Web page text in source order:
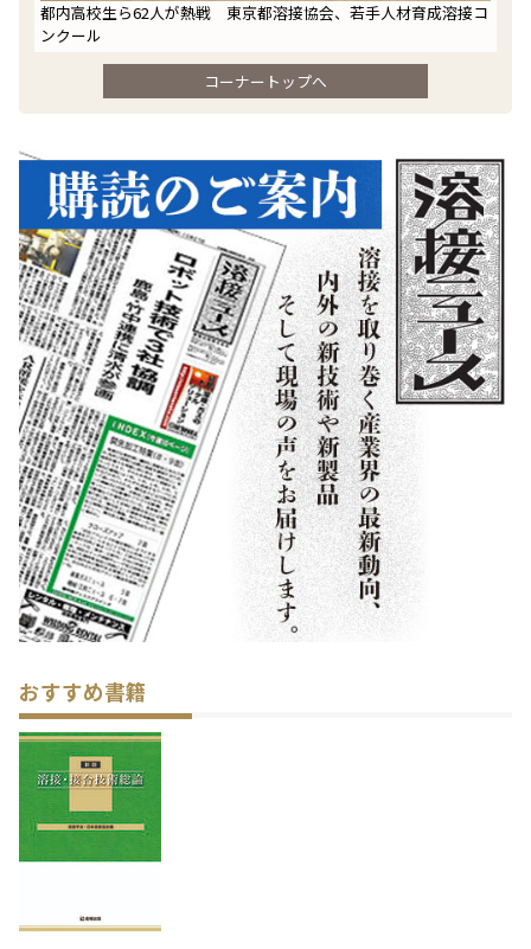
都内高校生ら62人が熱戦 東京都溶接協会、若手人材育成溶接コ
ンクール
コーナートップへ
おすすめ書籍